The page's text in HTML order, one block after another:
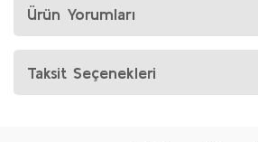
Ürün Yorumları
Taksit Seçenekleri